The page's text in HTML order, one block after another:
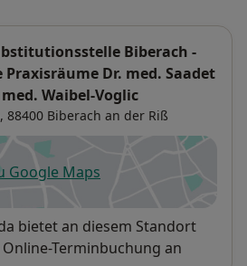
Biberach -
Dr. med. Saadet
Waibel-Voglic
88400 Biberach an der Riß
Google Maps
öffnet in einer neuen
bietet an diesem Standort
Terminbuchung an